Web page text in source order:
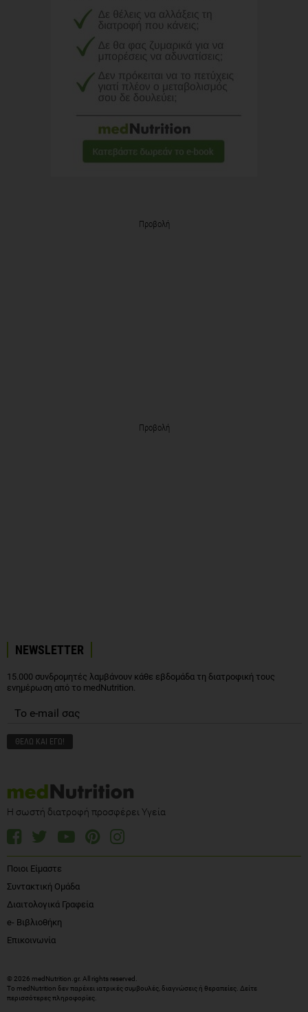
Προβολή
Προβολή
NEWSLETTER
15.000 συνδρομητές λαμβάνουν κάθε εβδομάδα τη διατροφική τους
ενημέρωση από το medNutrition.
Η σωστή διατροφή προσφέρει Υγεία
Ποιοι Είμαστε
Συντακτική Ομάδα
Διαιτολογικά Γραφεία
e- Βιβλιοθήκη
Επικοινωνία
© 2026 medNutrition.gr. All rights reserved.
Το medNutrition δεν παρέχει ιατρικές συμβουλές, διαγνώσεις ή θεραπείες. Δείτε
περισσότερες πληροφορίες.